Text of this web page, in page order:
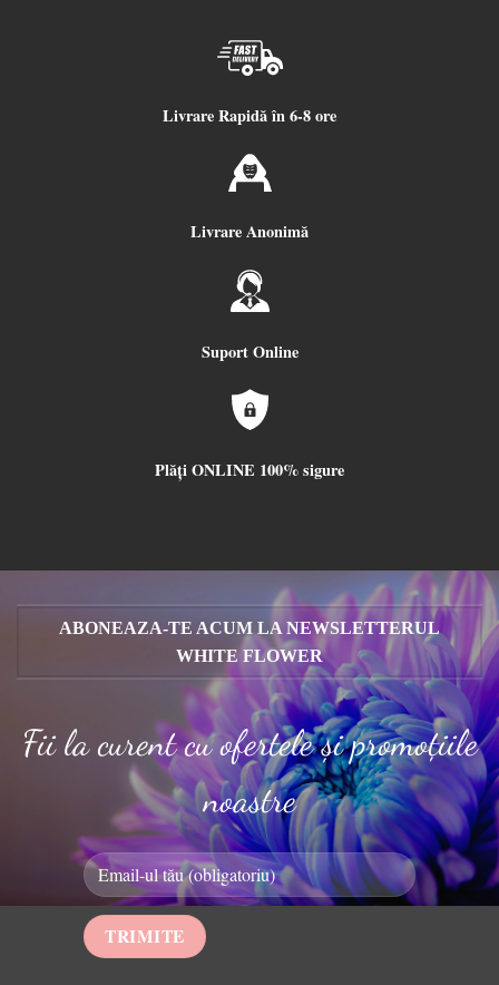
Livrare Rapidă în 6-8 ore
Livrare Anonimă
Suport Online
Plăți ONLINE 100% sigure
ABONEAZA-TE ACUM LA NEWSLETTERUL
WHITE FLOWER
Fii la curent cu ofertele și promoțiile
noastre